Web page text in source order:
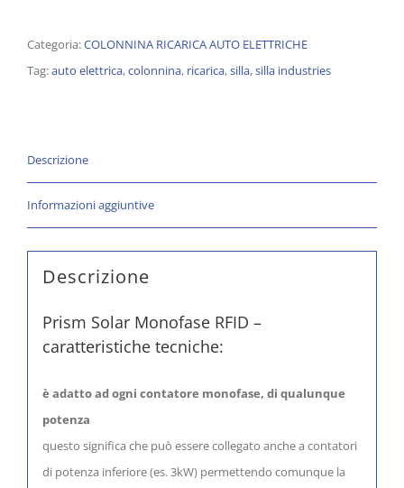
Categoria:COLONNINA RICARICA AUTO ELETTRICHE
Tag:auto elettrica,colonnina, ricarica,silla,silla industries
Descrizione
Informazioni aggiuntive
Descrizione
Prism Solar Monofase RFID –
caratteristiche tecniche:
è adatto ad ogni contatore monofase, di qualunque
potenza
questo significa che può essere collegato anche a contatori
di potenza inferiore (es. 3kW) permettendo comunque la